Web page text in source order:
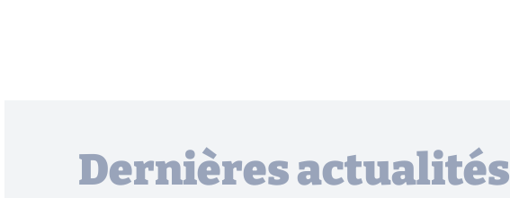
Dernières actualités